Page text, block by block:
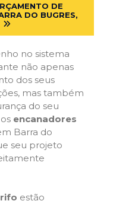
DE
DO BUGRES,
no sistema
não apenas
dos seus
mas também
do seu
encanadores
Barra do
seu projeto
estão